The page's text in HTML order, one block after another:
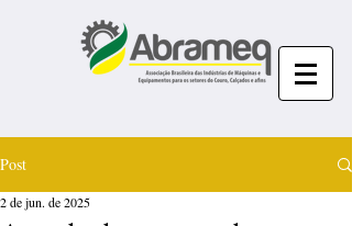
Post
2 de jun. de 2025